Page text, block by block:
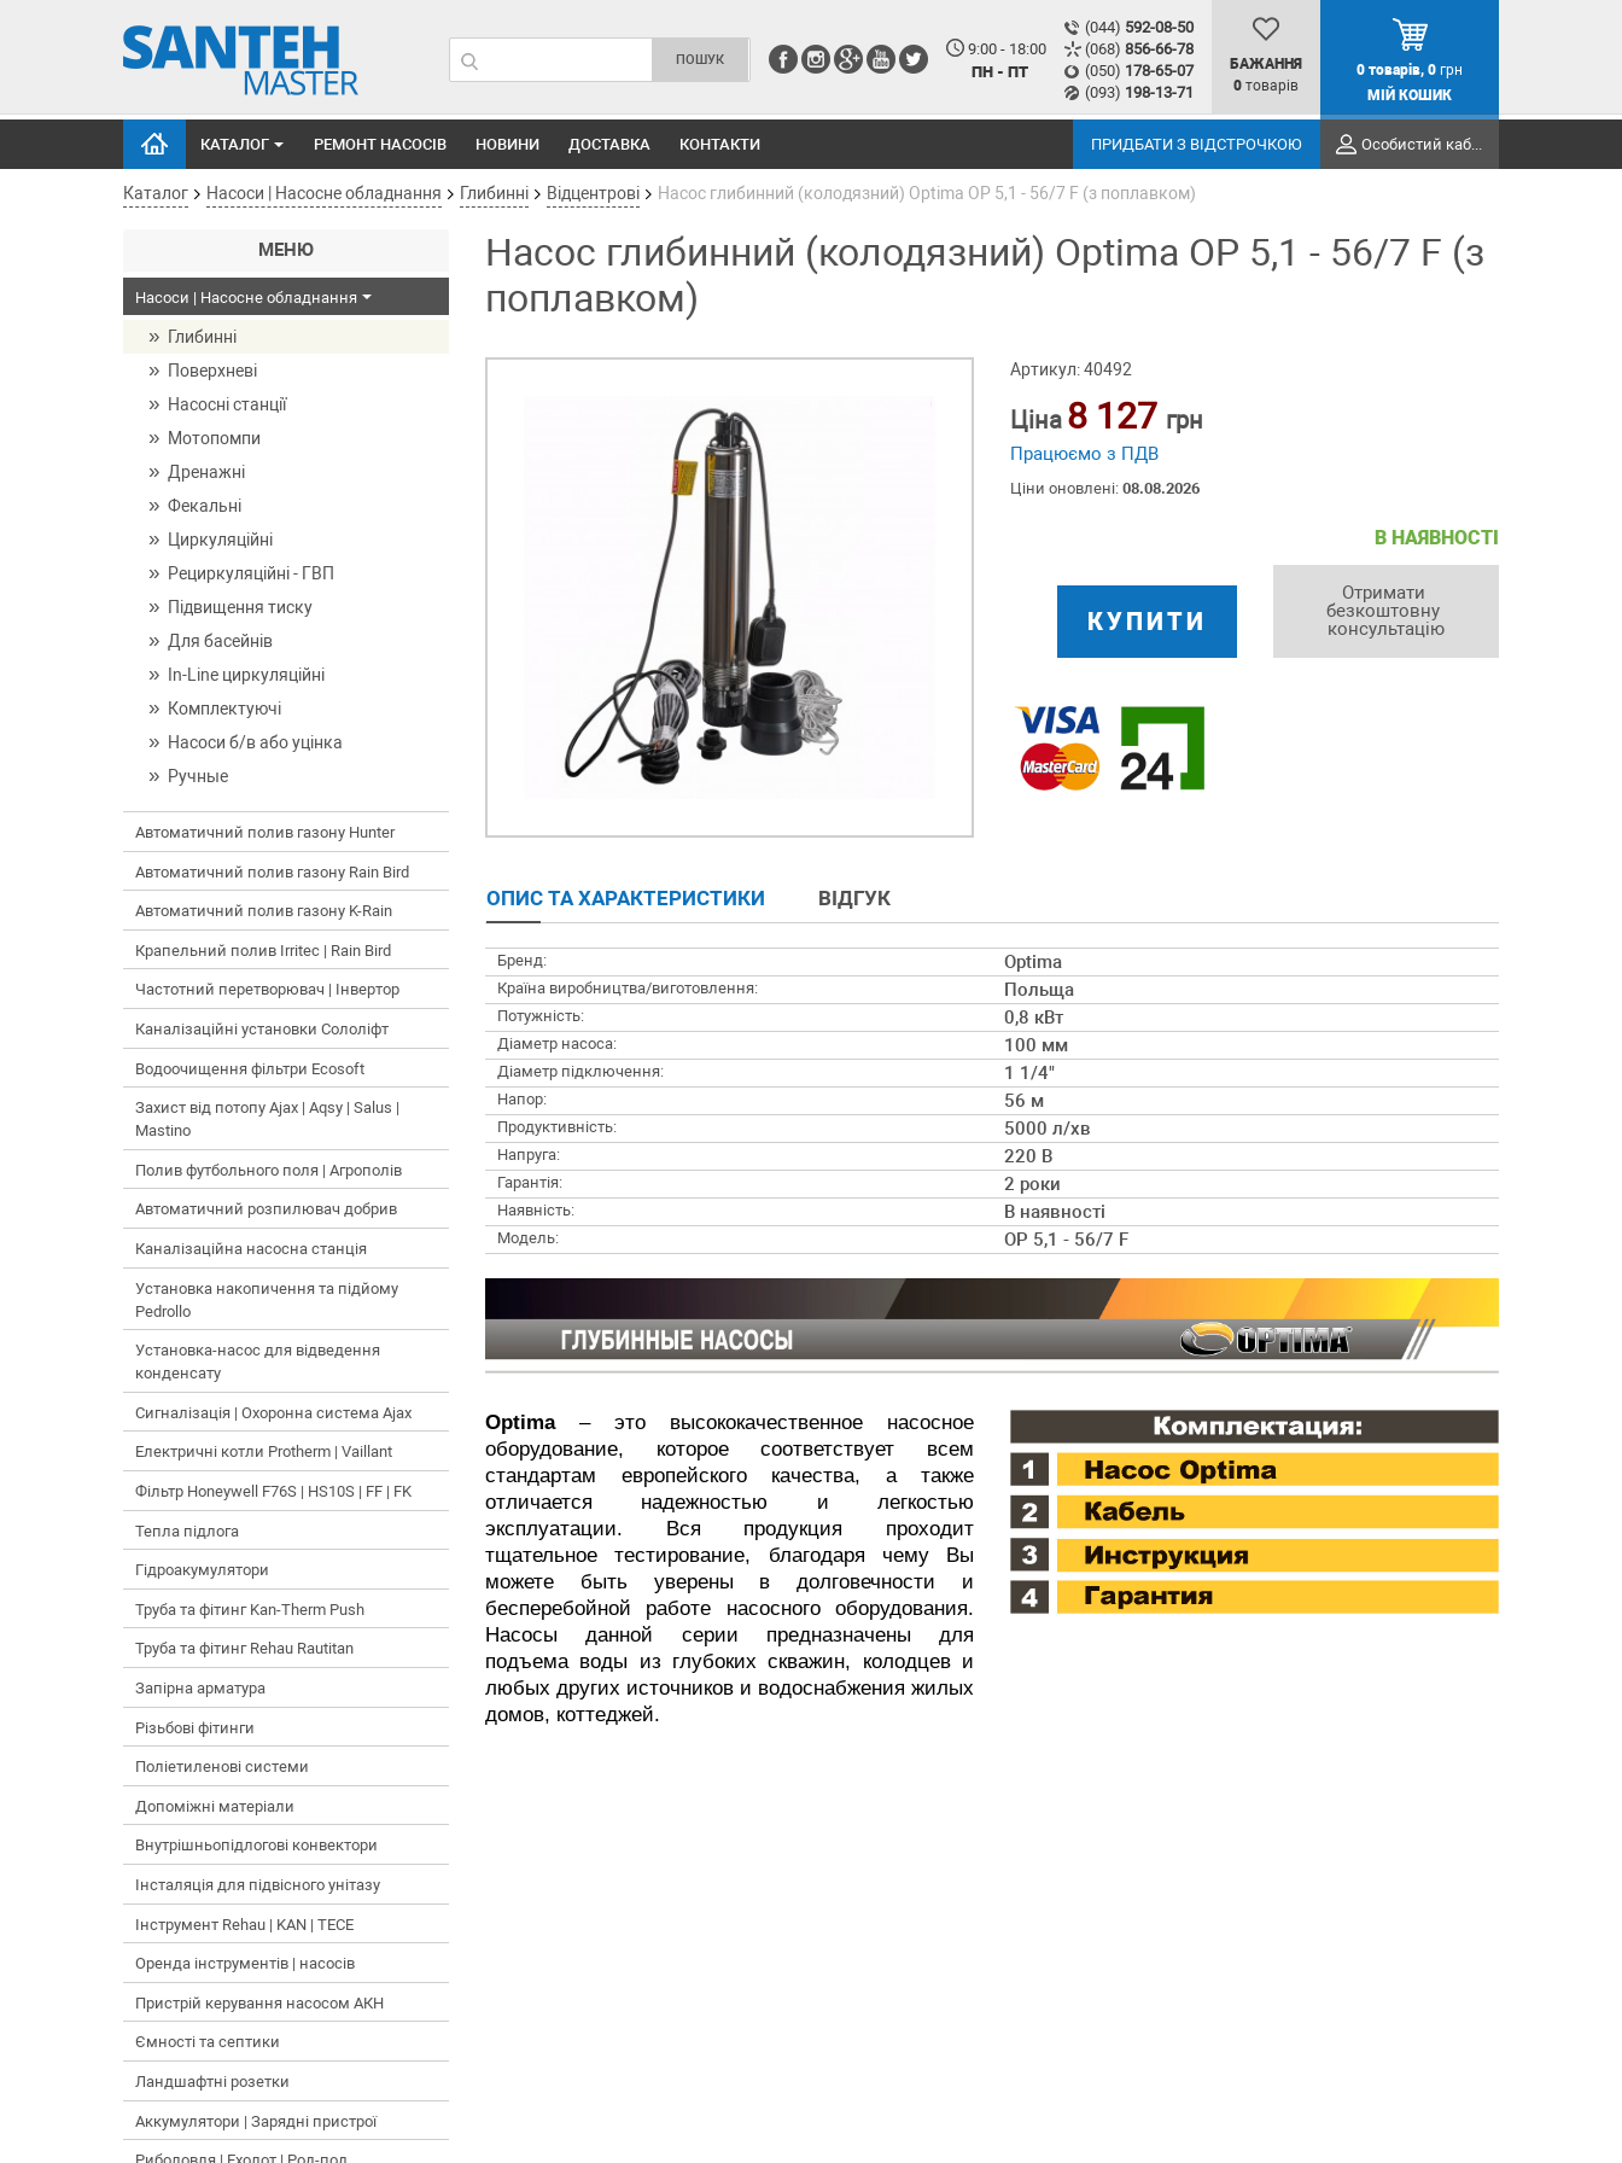
9:00 - 18:00
ПН - ПТ
(044) 592-08-50
(068) 856-66-78
(050) 178-65-07
(093) 198-13-71
БАЖАННЯ
0 товарів
0 товарів, 0 грн
МІЙ КОШИК
КАТАЛОГ РЕМОНТ НАСОСІВ НОВИНИ ДОСТАВКА КОНТАКТИ ПРИДБАТИ З ВІДСТРОЧКОЮ Особистий кабінет
Каталог Насоси | Насосне обладнання Глибинні Відцентрові Насос глибинний (колодязний) Optima OP 5,1 - 56/7 F (з поплавком)
МЕНЮ
Насоси | Насосне обладнання
Глибинні
Поверхневі
Насосні станції
Мотопомпи
Дренажні
Фекальні
Циркуляційні
Рециркуляційні - ГВП
Підвищення тиску
Для басейнів
In-Line циркуляційні
Комплектуючі
Насоси б/в або уцінка
Ручные
Автоматичний полив газону Hunter
Автоматичний полив газону Rain Bird
Автоматичний полив газону K-Rain
Крапельний полив Irritec | Rain Bird
Частотний перетворювач | Інвертор
Каналізаційні установки Сололіфт
Водоочищення фільтри Ecosoft
Захист від потопу Ajax | Aqsy | Salus |
Mastino
Полив футбольного поля | Агрополів
Автоматичний розпилювач добрив
Каналізаційна насосна станція
Установка накопичення та підйому
Pedrollo
Установка-насос для відведення
конденсату
Сигналізація | Охоронна система Ajax
Електричні котли Protherm | Vaillant
Фільтр Honeywell F76S | HS10S | FF | FK
Тепла підлога
Гідроакумулятори
Труба та фітинг Kan-Therm Push
Труба та фітинг Rehau Rautitan
Запірна арматура
Різьбові фітинги
Поліетиленові системи
Допоміжні матеріали
Внутрішньопідлогові конвектори
Інсталяція для підвісного унітазу
Інструмент Rehau | KAN | TECE
Оренда інструментів | насосів
Пристрій керування насосом АКН
Ємності та септики
Ландшафтні розетки
Аккумулятори | Зарядні пристрої
Насос глибинний (колодязний) Optima OP 5,1 - 56/7 F (з
поплавком)
Артикул: 40492
Ціна 8 127 грн
Працюємо з ПДВ
Ціни оновлені: 08.08.2026
КУПИТИ
В НАЯВНОСТІ
Отримати
безкоштовну
консультацію
ОПИС ТА ХАРАКТЕРИСТИКИ ВІДГУК
Бренд: Optima
Країна виробництва/виготовлення: Польща
Потужність: 0,8 кВт
Діаметр насоса: 100 мм
Діаметр підключення: 1 1/4"
Напор: 56 м
Продуктивність: 5000 л/хв
Напруга: 220 В
Гарантія: 2 роки
Наявність: В наявності
Модель: OP 5,1 - 56/7 F
Optima – это высококачественное насосное
оборудование, которое соответствует всем
стандартам европейского качества, а также
отличается надежностью и легкостью
эксплуатации. Вся продукция проходит
тщательное тестирование, благодаря чему Вы
можете быть уверены в долговечности и
бесперебойной работе насосного оборудования.
Насосы данной серии предназначены для
подъема воды из глубоких скважин, колодцев и
любых других источников и водоснабжения жилых
домов, коттеджей.